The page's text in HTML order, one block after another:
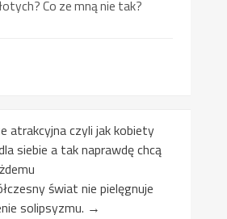
Co ze mną nie tak?
atrakcyjna czyli jak kobiety
siebie a tak naprawdę chcą
świat nie pielęgnuje
solipsyzmu. →